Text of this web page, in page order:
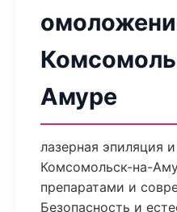
Амуре
лазерная эпиляция
Комсомольск-на-
препаратами и
Безопасность и